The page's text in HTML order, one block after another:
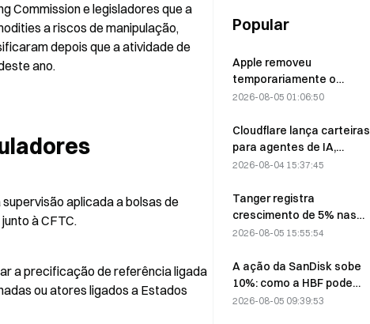
Commission e legisladores que a
a riscos de manipulação,
depois que a atividade de
ano.
aplicada a bolsas de
à CFTC.
a precificação de referência ligada
ou atores ligados a Estados
Popular
Apple removeu
temporariamente o
Telegram por causa de
dizendo ter sido alvo de
um “ataque de
segurança”.
2026-08-05 01:06:50
Cloudflare lança carteiras
para agentes de IA,
permitindo pagamentos
de agosto
2026-08-04 15:37:45
Tanger registra
crescimento de 5% nas
vendas, impulsionado pelo
Copa do Mundo entre
junho e julho
2026-08-05 15:55:54
A ação da SanDisk sobe
10%: como a HBF pode
dar início a um novo ciclo
2026-08-05 09:39:53